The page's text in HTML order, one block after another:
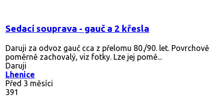
Sedací souprava - gauč a 2 křesla
Daruji za odvoz gauč cca z přelomu 80./90. let. Povrchově
poměrně zachovalý, viz fotky. Lze jej pomě...
Daruji
Lhenice
Před 3 měsíci
391